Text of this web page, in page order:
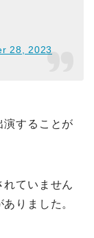
28, 2023
演することが
れていません
りました。